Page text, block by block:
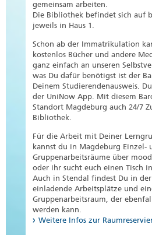
gemeinsam arbeiten.
Die Bibliothek befindet sich auf
jeweils in Haus 1.
Schon ab der Immatrikulation
kostenlos Bücher und andere
ganz einfach an unseren
was Du dafür benötigst ist der
Deinem Studierendenausweis.
der UniNow App. Mit diesem
Standort Magdeburg auch 24/7
Bibliothek.
Für die Arbeit mit Deiner
kannst du in Magdeburg Einzel-
Gruppenarbeitsräume über
oder ihr sucht euch einen Tisch
Auch in Stendal findest Du in
einladende Arbeitsplätze und
Gruppenarbeitsraum, der
werden kann.
Weitere Infos zur